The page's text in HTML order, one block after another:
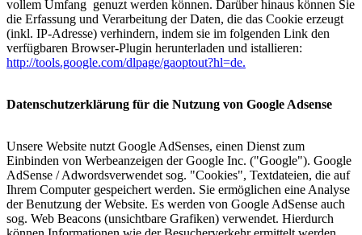
vollem Umfang genuzt werden können. Darüber hinaus können Sie
die Erfassung und Verarbeitung der Daten, die das Cookie erzeugt
(inkl. IP-Adresse) verhindern, indem sie im folgenden Link den
verfügbaren Browser-Plugin herunterladen und istallieren:
http://tools.google.com/dlpage/gaoptout?hl=de.
Datenschutzerklärung für die Nutzung von Google Adsense
Unsere Website nutzt Google AdSenses, einen Dienst zum
Einbinden von Werbeanzeigen der Google Inc. ("Google"). Google
AdSense / Adwordsverwendet sog. "Cookies", Textdateien, die auf
Ihrem Computer gespeichert werden. Sie ermöglichen eine Analyse
der Benutzung der Website. Es werden von Google AdSense auch
sog. Web Beacons (unsichtbare Grafiken) verwendet. Hierdurch